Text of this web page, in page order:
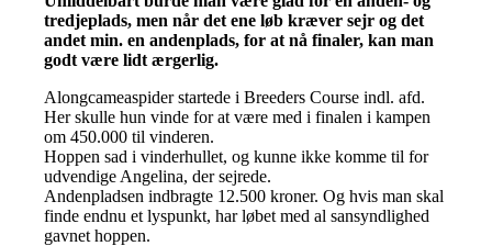
tredjeplads, men når det ene løb kræver sejr og det
andet min. en andenplads, for at nå finaler, kan man
godt være lidt ærgerlig.
Alongcameaspider startede i Breeders Course indl. afd.
Her skulle hun vinde for at være med i finalen i kampen
om 450.000 til vinderen.
Hoppen sad i vinderhullet, og kunne ikke komme til for
udvendige Angelina, der sejrede.
Andenpladsen indbragte 12.500 kroner. Og hvis man skal
finde endnu et lyspunkt, har løbet med al sansyndlighed
gavnet hoppen.